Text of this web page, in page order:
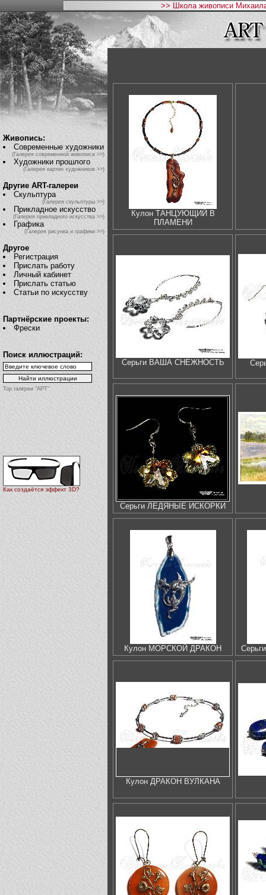
>> Школа живописи
Живопись:
Современные художники
(Галерея современной живописи >>)
Художники прошлого
(Галерея картин художников >>)
Другие ART-галереи
Скульптура
(Галерея скульптуры >>)
Прикладное искусство
(Галерея прикладного искусства >>)
Графика
(Галерея рисунка и графики >>)
Другое
Регистрация
Прислать работу
Личный кабинет
Прислать статью
Статьи по искусству
Партнёрские проекты:
Фрески
Поиск иллюстраций:
Top галереи "АРТ"
Как создаётся эффект 3D?
Кулон ТАНЦУЮЩИЙ В
ПЛАМЕНИ
Серьги ВАША СНЕЖНОСТЬ
Серьги ЛЕДЯНЫЕ ИСКОРКИ
Кулон МОРСКОЙ ДРАКОН
Кулон ДРАКОН ВУЛКАНА